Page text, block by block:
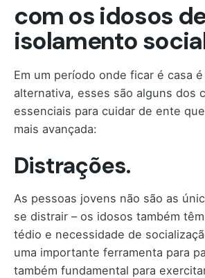
com os idosos
isolamento
Em um período onde ficar é casa
alternativa, esses são alguns dos
essenciais para cuidar de ente
mais avançada:
Distrações.
As pessoas jovens não são as
se distrair – os idosos também
tédio e necessidade de
uma importante ferramenta para
também fundamental para